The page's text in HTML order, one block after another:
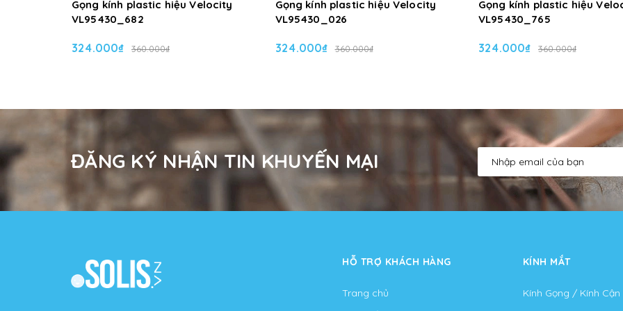
Gọng kính plastic hiệu Velocity
VL95430_682
324.000₫ 360.000₫
Gọng kính plastic hiệu Velocity
VL95430_026
324.000₫ 360.000₫
Gọng kính plastic hiệu
VL95430_765
324.000₫ 360.000₫
ĐĂNG KÝ NHẬN TIN KHUYẾN MẠI
HỖ TRỢ KHÁCH HÀNG
Trang chủ
KÍNH MẮT
Kính Gọng / Kính Cận